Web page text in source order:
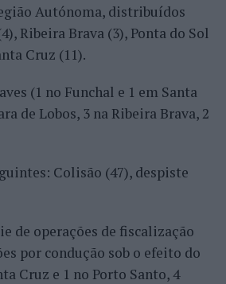
Autónoma, distribuídos
Ribeira Brava (3), Ponta do Sol
Cruz (11).
(1 no Funchal e 1 em Santa
de Lobos, 3 na Ribeira Brava, 2
Colisão (47), despiste
de operações de fiscalização
por condução sob o efeito do
Cruz e 1 no Porto Santo, 4